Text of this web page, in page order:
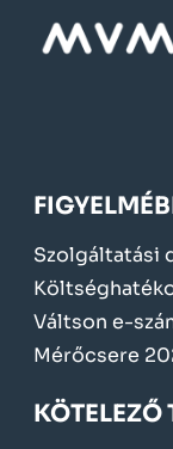
Szolgáltatási
Váltson e-
Mérőcsere
KÖTELEZŐ